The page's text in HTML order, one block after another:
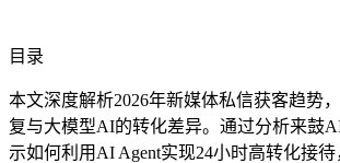
目录
本文深度解析2026年新媒体私信获客趋势
复与大模型AI的转化差异。通过分析来鼓
示如何利用AI Agent实现24小时高转化接